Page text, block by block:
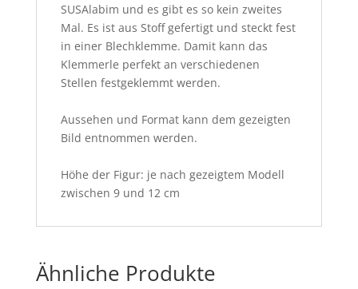
SUSAlabim und es gibt es so kein zweites
Mal. Es ist aus Stoff gefertigt und steckt fest
in einer Blechklemme. Damit kann das
Klemmerle perfekt an verschiedenen
Stellen festgeklemmt werden.
Aussehen und Format kann dem gezeigten
Bild entnommen werden.
Höhe der Figur: je nach gezeigtem Modell
zwischen 9 und 12 cm
Ähnliche Produkte